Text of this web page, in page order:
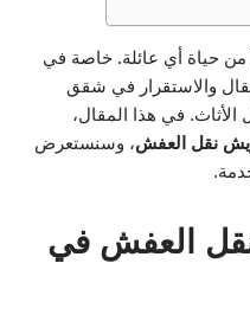
من حياة أي عائلة. خاصة في
والاستقرار في شقق
في هذا المقال،
نقل العفش، وسنستعرض
نقل العفش في